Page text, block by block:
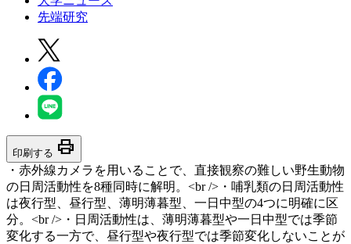
先端研究
印刷する print
・赤外線カメラを用いることで、直接観察の難しい野生動物
の日周活動性を8種同時に解明。<br />・哺乳類の日周活動性
は夜行型、昼行型、薄明薄暮型、一日中型の4つに明確に区
分。<br />・日周活動性は、薄明薄暮型や一日中型では季節
変化する一方で、昼行型や夜行型では季節変化しないことが